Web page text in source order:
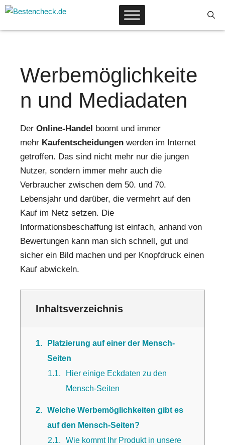
Zum
springen
Werbemöglichkeite
n und Mediadaten
Der Online-Handel boomt und immer
mehr Kaufentscheidungen werden im Internet
getroffen. Das sind nicht mehr nur die jungen
Nutzer, sondern immer mehr auch die
Verbraucher zwischen dem 50. und 70.
Lebensjahr und darüber, die vermehrt auf den
Kauf im Netz setzen. Die
Informationsbeschaffung ist einfach, anhand von
Bewertungen kann man sich schnell, gut und
sicher ein Bild machen und per Knopfdruck einen
Kauf abwickeln.
Inhaltsverzeichnis
1
Platzierung auf einer der Mensch-
Seiten
1.1
Hier einige Eckdaten zu den
Mensch-Seiten
2
Welche Werbemöglichkeiten gibt es
auf den Mensch-Seiten?
2.1
Wie kommt Ihr Produkt in unsere